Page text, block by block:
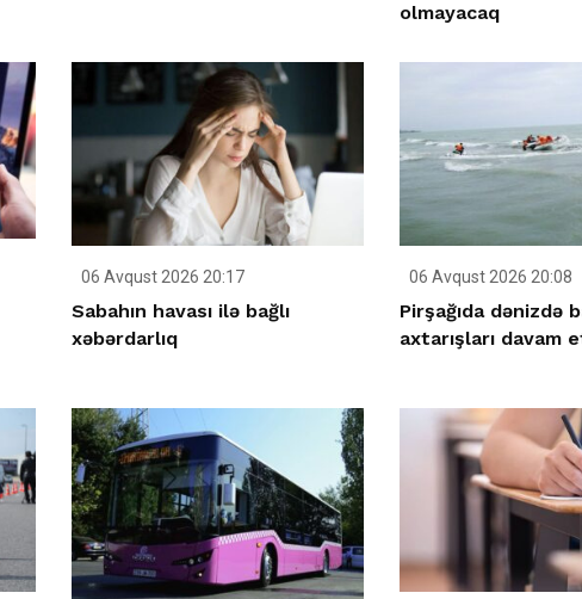
olmayacaq
06 Avqust 2026 20:17
Sabahın havası ilə bağlı
xəbərdarlıq
06 Avqust 2026 20:08
Pirşağıda dənizdə
axtarışları davam